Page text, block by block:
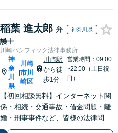
稲葉 進太郎 弁
護士
神奈川県
川崎パシフィック法律事務所
神
奈
川
県
川崎
市川
崎区
川崎駅
から徒
歩1分
営業時間：09:00
~22:00（土日祝
日）
【初回相談無料】インターネット関
係・相続・交通事故・借金問題・離
婚・刑事事件など、皆様の法律問題
を解決すべく、親身になって取り組